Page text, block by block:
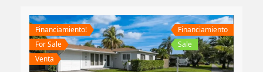
Financiamiento!
For Sale
Venta
Financiamiento
Sale